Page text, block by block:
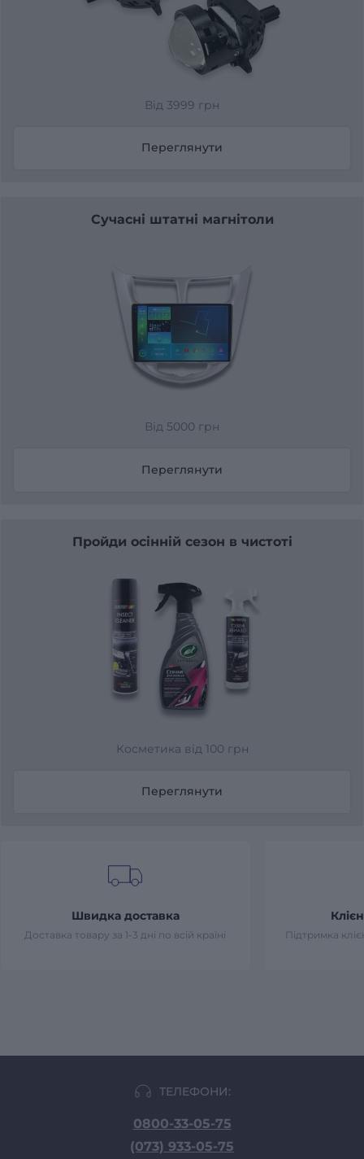
Від 3999 грн
Переглянути
Сучасні штатні магнітоли
Від 5000 грн
Переглянути
Пройди осінній сезон в чистоті
Косметика від 100 грн
Переглянути
Швидка доставка
Доставка товару за 1-3 дні по всій країні Підтримка
ТЕЛЕФОНИ:
0800-33-05-75
(073) 933-05-75